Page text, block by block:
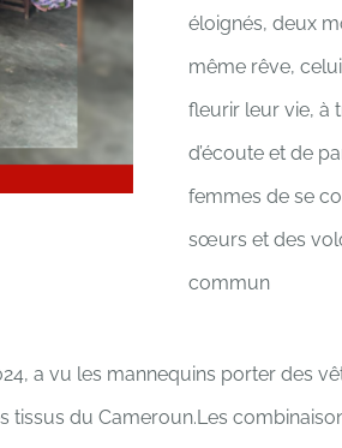
éloignés, deux
même rêve,
fleurir leur vie, à
d’écoute et de
femmes de se
sœurs et des
commun
a vu les mannequins porter des
du Cameroun.Les